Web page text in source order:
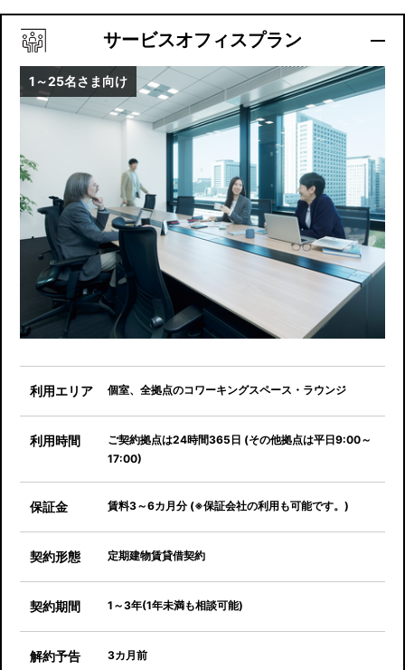
サービスオフィスプラン
1～25名さま向け
利用エリア 個室、全拠点のコワーキングスペース・ラウンジ
利用時間
ご契約拠点は24時間365日 (その他拠点は平日9:00～
17:00)
保証金 賃料3～6カ月分 (※保証会社の利用も可能です。)
契約形態 定期建物賃貸借契約
契約期間 1～3年(1年未満も相談可能)
解約予告 3カ月前